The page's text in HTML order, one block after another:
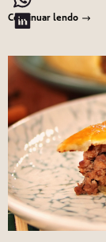
Continuar lendo